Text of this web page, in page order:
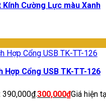
Cường Lực màu Xanh
Cổng USB TK-TT-126
390,000₫.300,000₫Giá hiện